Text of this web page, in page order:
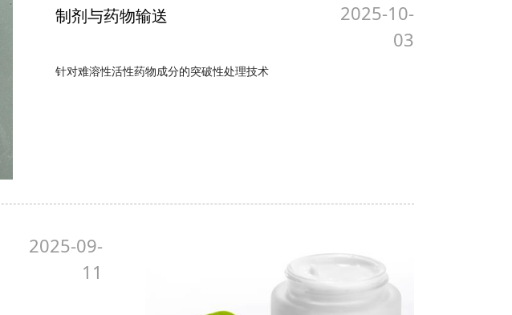
制剂与药物输送
2025-10-
03
针对难溶性活性药物成分的突破性处理技术
2025-09-
11